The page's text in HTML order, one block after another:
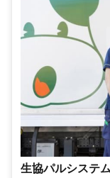
生協パルシステ